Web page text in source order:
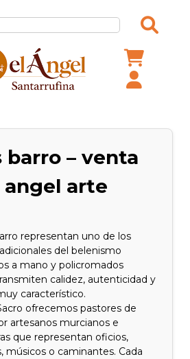
barro – venta
arte
representan uno de los
del belenismo
a mano y policromados
calidez, autenticidad y
característico.
ofrecemos pastores de
artesanos murcianos e
que representan oficios,
músicos o caminantes. Cada